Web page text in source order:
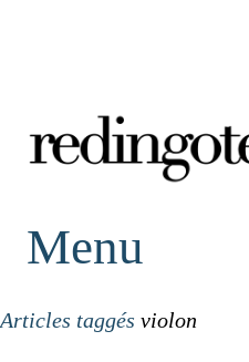
redingote.
Menu
Articles taggés violon